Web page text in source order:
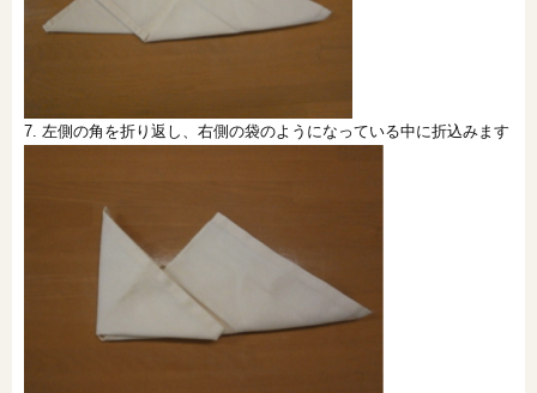
7. 左側の角を折り返し、右側の袋のようになっている中に折込みます